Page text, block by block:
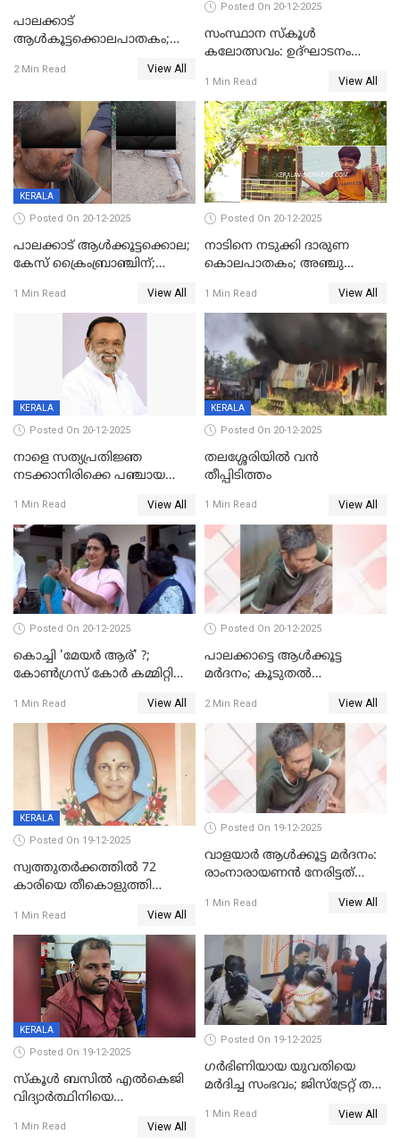
പാലക്കാട്‌
ആൾകൂട്ടക്കൊലപാതകം;
ഊർജ്ജിതമാക്കിമാക്കി
2 Min Read View All
Posted On 20-12-2025
സംസ്ഥാന സ്കൂൾ
കലോത്സവം: ഉദ്ഘാടനം
മുഖ്യാതിഥിയായി
മോഹൻലാൽ
1 Min Read View All
KERALA
Posted On 20-12-2025
പാലക്കാട് ആൾക്കൂട്ടക്കൊല;
കേസ് ക്രൈംബ്രാഞ്ചിന്;
അന്വേഷിക്കും
1 Min Read View All
Posted On 20-12-2025
നാടിനെ നടുക്കി ദാരുണ
കൊലപാതകം; അഞ്ചു
കഴുത്തുഞെരിച്ച് കൊന്നു
1 Min Read View All
KERALA
Posted On 20-12-2025
നാളെ സത്യപ്രതിജ്ഞ
നടക്കാനിരിക്കെ പഞ്ചായത്ത്
1 Min Read View All
KERALA
Posted On 20-12-2025
തലശ്ശേരിയിൽ വൻ
തീപ്പിടിത്തം
1 Min Read View All
Posted On 20-12-2025
കൊച്ചി 'മേയർ ആര്' ?;
കോണ്‍ഗ്രസ് കോര്‍ കമ്മിറ്റി
1 Min Read View All
Posted On 20-12-2025
പാലക്കാട്ടെ ആള്‍ക്കൂട്ട
മര്‍ദനം; കൂടുതല്‍
അംഗ സംഘമെന്ന് വിവരം
2 Min Read View All
KERALA
Posted On 19-12-2025
സ്വത്തുതര്‍ക്കത്തില്‍ 72
കാരിയെ തീകൊളുത്തി
ക്രൂരകൊലപാതകത്തില്‍
സഹോദരിപുത്രന് ജീവപര്യന്തം
1 Min Read View All
Posted On 19-12-2025
വാളയാർ ആൾക്കൂട്ട മർദനം:
രാംനാരായണൻ നേരിട്ടത്
നാൽപ്പതിലേറെ
റിപ്പോർട്ട്
1 Min Read View All
KERALA
Posted On 19-12-2025
സ്കൂൾ ബസിൽ എൽകെജി
വിദ്യാര്‍ത്ഥിനിയെ
ക്ലീനര്‍ പിടിയിൽ
1 Min Read View All
Posted On 19-12-2025
ഗര്‍ഭിണിയായ യുവതിയെ
മര്‍ദിച്ച സംഭവം; ജിസ്‌ട്രേറ്റ് തല
യുവതി
1 Min Read View All